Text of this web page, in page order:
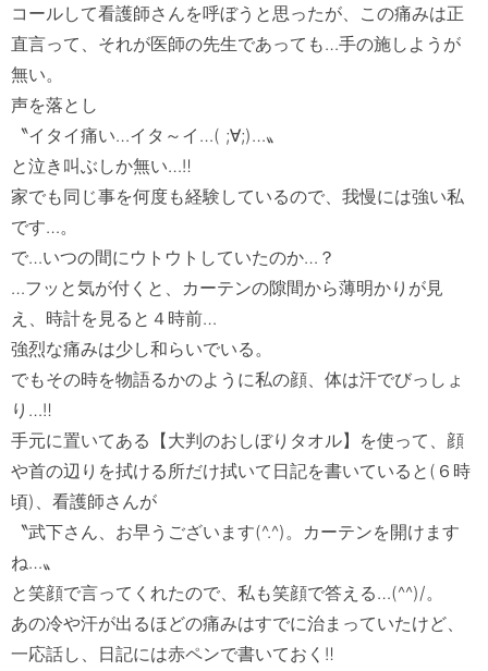
コールして看護師さんを呼ぼうと思ったが、この痛みは正
直言って、それが医師の先生であっても…手の施しようが
無い。
声を落とし
〝イタイ痛い…イタ～イ…( ;∀;)…〟
と泣き叫ぶしか無い…‼
家でも同じ事を何度も経験しているので、我慢には強い私
です…。
で…いつの間にウトウトしていたのか…？
…フッと気が付くと、カーテンの隙間から薄明かりが見
え、時計を見ると４時前…
強烈な痛みは少し和らいでいる。
でもその時を物語るかのように私の顔、体は汗でびっしょ
り…‼
手元に置いてある【大判のおしぼりタオル】を使って、顔
や首の辺りを拭ける所だけ拭いて日記を書いていると(６時
頃)、看護師さんが
〝武下さん、お早うございます(^.^)。カーテンを開けます
ね…〟
と笑顔で言ってくれたので、私も笑顔で答える…(^^)/。
あの冷や汗が出るほどの痛みはすでに治まっていたけど、
一応話し、日記には赤ペンで書いておく‼